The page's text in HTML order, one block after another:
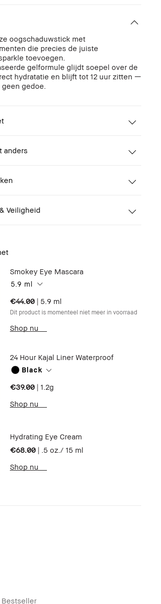
oogschaduwstick met
die precies de juiste
toevoegen.
gelformule glijdt soepel over de
hydratatie en blijft tot 12 uur zitten —
gedoe.
anders
Veiligheid
Smokey Eye Mascara
5.9 ml
€44.00 | 5.9 ml
Dit product is momenteel niet meer in voorraad
Shop nu
24 Hour Kajal Liner Waterproof
Black
€39.00 | 1.2g
Shop nu
Hydrating Eye Cream
€68.00 | .5 oz./ 15 ml
Shop nu
Bestseller